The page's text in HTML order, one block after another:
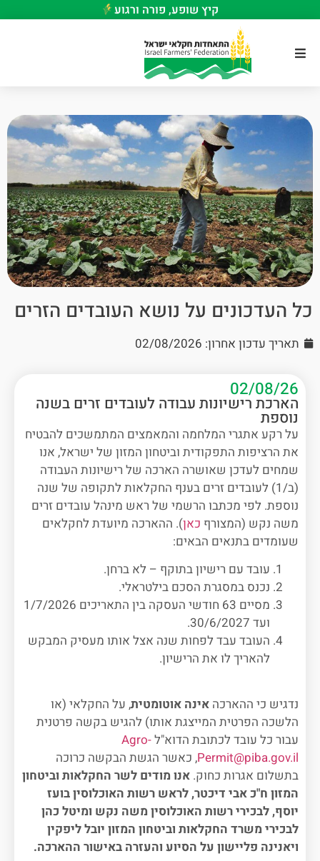
קיץ שופע, פורה ורגוע
כל העדכונים על נושא העובדים הזרים
תאריך עדכון אחרון: 02/08/2026
02/08/26
הארכת רישיונות עבודה לעובדים זרים בשנה
נוספת
על רקע אתגרי המלחמה והמאמצים המתמשכים להבטיח
את הרציפות התפקודית וביטחון המזון של ישראל, אנו
שמחים לעדכן שאושרה הארכה של רישיונות העבודה
(ב/1) לעובדים זרים בענף החקלאות לתקופה של שנה
נוספת. לפי מכתבו הרשמי של ראש מינהל עובדים זרים
משה נקש (המצורף כאן). ההארכה מיועדת לחקלאים
שעומדים בתנאים הבאים:
עובד עם רישיון בתוקף – לא ברחן.
נכנס במסגרת הסכם בילטראלי.
מסיים 63 חודשי העסקה בין התאריכים 1/7/2026
ועד 30/6/2027.
העובד עבד לפחות שנה אצל אותו מעסיק המבקש
להאריך לו את הרישיון.
נדגיש כי ההארכה אינה אוטומטית, על החקלאי (או
הלשכה הפרטית המייצגת אותו) להגיש בקשה פרטנית
עבור כל עובד לכתובת הדוא"לAgro-
Permit@piba.gov.il, כאשר הגשת הבקשה כרוכה
בתשלום אגרות כחוק. אנו מודים לשר החקלאות וביטחון
המזון ח"כ אבי דיכטר, לראש רשות האוכלוסין בועז
יוסף, לבכירי רשות האוכלוסין משה נקש ומיטל כהן
לבכירי משרד החקלאות וביטחון המזון יובל ליפקין
ויאנינה פליישון על הסיוע והעזרה באישור ההארכה.